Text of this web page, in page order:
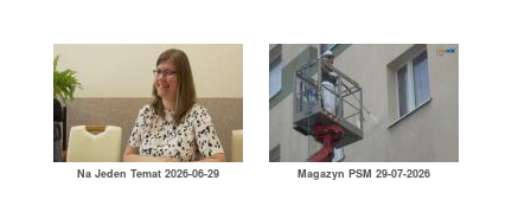
Na Jeden Temat 2026-06-29 Magazyn PSM 29-07-2026